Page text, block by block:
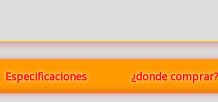
Especificaciones ¿donde